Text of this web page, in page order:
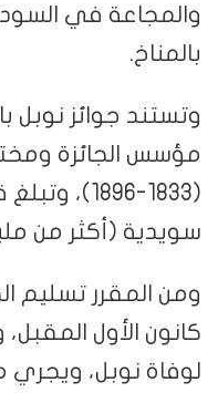
والمجاعة في
بالمناخ.
وتستند جوائز نوبل
مؤسس الجائزة
سويدية (أكثر من
كانون الأول
لوفاة نوبل، ويجري